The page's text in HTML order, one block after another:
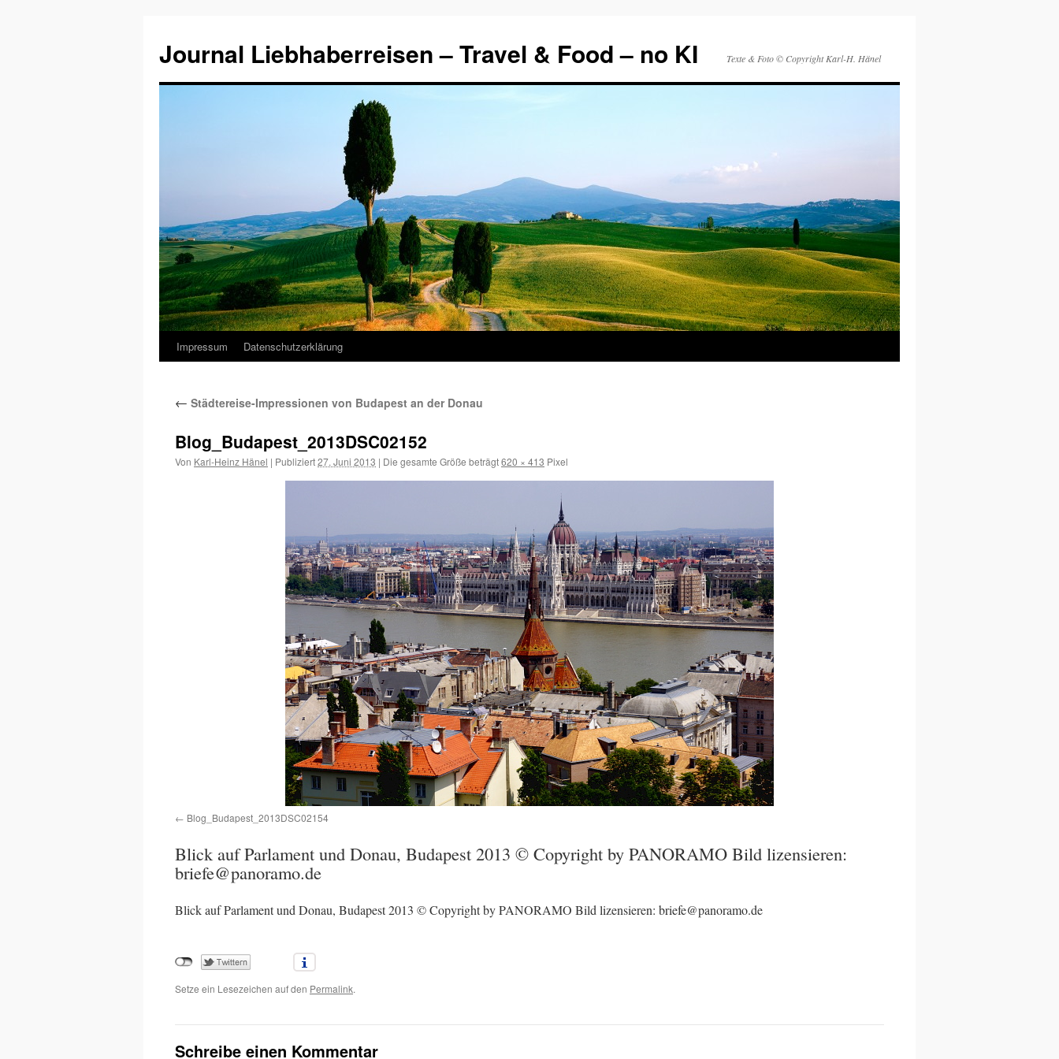
Journal Liebhaberreisen – Travel & Food – no KI Texte & Foto © Copyright Karl-H. Hänel
Zum
springen
Impressum Datenschutzerklärung
← Städtereise-Impressionen von Budapest an der Donau
Blog_Budapest_2013DSC02152
Von Karl-Heinz Hänel | Publiziert27. Juni 2013 | Die gesamte Größe beträgt620 × 413 Pixel
Blog_Budapest_2013DSC02154
Blick auf Parlament und Donau, Budapest 2013 © Copyright by PANORAMO Bild lizensieren:
briefe@panoramo.de
Blick auf Parlament und Donau, Budapest 2013 © Copyright by PANORAMO Bild lizensieren: briefe@panoramo.de
Setze ein Lesezeichen auf den Permalink.
Schreibe einen Kommentar